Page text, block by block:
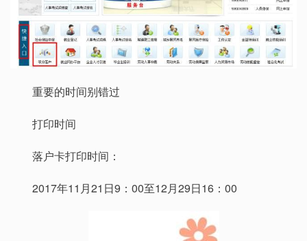
重要的时间别错过
打印时间
落户卡打印时间：
2017年11月21日9：00至12月29日16：00